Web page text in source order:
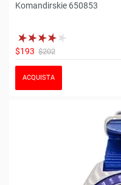
Komandirskie 650853
$193 $202
ACQUISTA